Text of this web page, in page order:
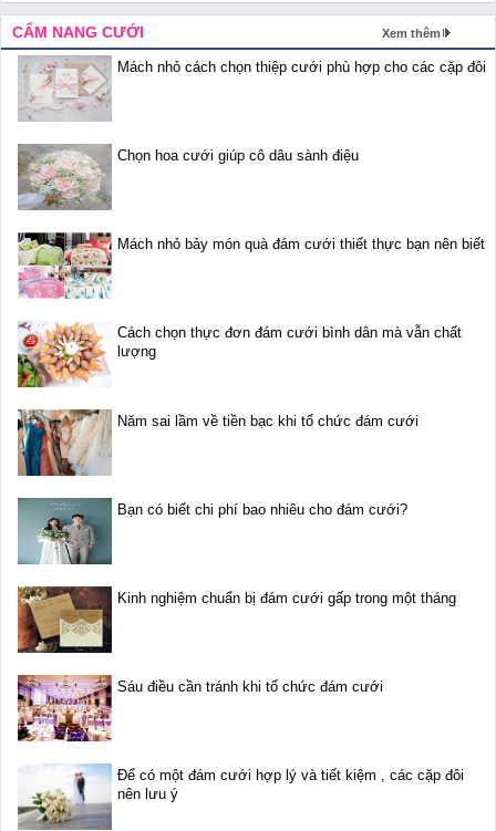
CẨM NANG CƯỚI Xem thêm
Mách nhỏ cách chọn thiệp cưới phù hợp cho các cặp đôi
Chọn hoa cưới giúp cô dâu sành điệu
Mách nhỏ bảy món quà đám cưới thiết thực bạn nên biết
Cách chọn thực đơn đám cưới bình dân mà vẫn chất
lượng
Năm sai lầm về tiền bạc khi tổ chức đám cưới
Bạn có biết chi phí bao nhiêu cho đám cưới?
Kinh nghiệm chuẩn bị đám cưới gấp trong một tháng
Sáu điều cần tránh khi tổ chức đám cưới
Để có một đám cưới hợp lý và tiết kiệm , các cặp đôi
nên lưu ý